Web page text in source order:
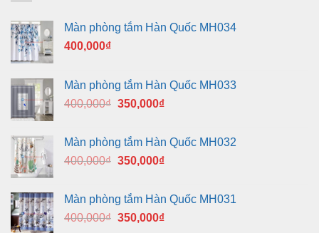
Màn phòng tắm Hàn Quốc MH034
400,000₫
Màn phòng tắm Hàn Quốc MH033
400,000₫ Giá
400,000₫.
350,000₫Giá
là:
350,000₫.
Màn phòng tắm Hàn Quốc MH032
400,000₫ Giá
400,000₫.
350,000₫Giá
là:
350,000₫.
Màn phòng tắm Hàn Quốc MH031
400,000₫ Giá
350,000₫Giá